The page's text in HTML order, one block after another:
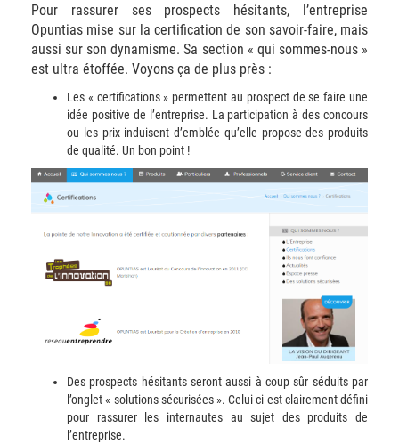
Pour rassurer ses prospects hésitants, l’entreprise
Opuntias mise sur la certification de son savoir-faire, mais
aussi sur son dynamisme. Sa section « qui sommes-nous »
est ultra étoffée. Voyons ça de plus près :
Les « certifications » permettent au prospect de se faire une
idée positive de l’entreprise. La participation à des concours
ou les prix induisent d’emblée qu’elle propose des produits
de qualité. Un bon point !
Des prospects hésitants seront aussi à coup sûr séduits par
l’onglet « solutions sécurisées ». Celui-ci est clairement défini
pour rassurer les internautes au sujet des produits de
l’entreprise.